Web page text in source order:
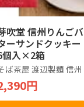
吹堂 信州りんごバ
ーサンドクッキー
個入×2箱
ば茶屋 渡辺製麺 信州
円